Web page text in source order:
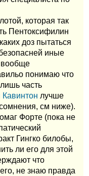
которая так
Пентоксифилин
доз пытаться
иные
вообще
понимаю что
часть
Кавинтон лучше
см ниже).
Форте (пока не
Гингко билобы,
ли его для этой
что
не знаю правда